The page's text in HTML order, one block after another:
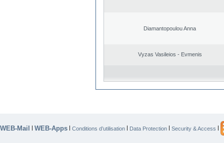
Diamantopoulou Anna
Vyzas Vasileios - Evmenis
WEB-Mail | WEB-Apps | Conditions d’utilisation | Data Protection | Security & Access |